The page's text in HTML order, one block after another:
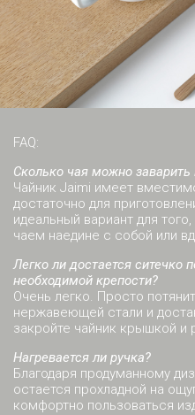
FAQ:
Сколько чая можно заварить
Чайник Jaimi имеет
достаточно для
идеальный вариант для
чаем наедине с собой или
Легко ли достается ситечко
необходимой крепости?
Очень легко. Просто
нержавеющей стали и
закройте чайник крышкой и
Нагревается ли ручка?
Благодаря продуманному
остается прохладной на
комфортно пользоваться